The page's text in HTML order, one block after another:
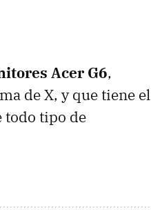
Acer G6,
de X, y que tiene el
todo tipo de